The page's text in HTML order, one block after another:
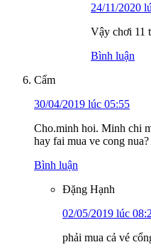
24/11/2020
Vậy chơi 11
Bình luận
Cẩm
30/04/2019 lúc 05:55
Cho.minh hoi. Minh chi
hay fai mua ve cong nua?
Bình luận
Đặng Hạnh
02/05/2019 lúc
phải mua cả vé